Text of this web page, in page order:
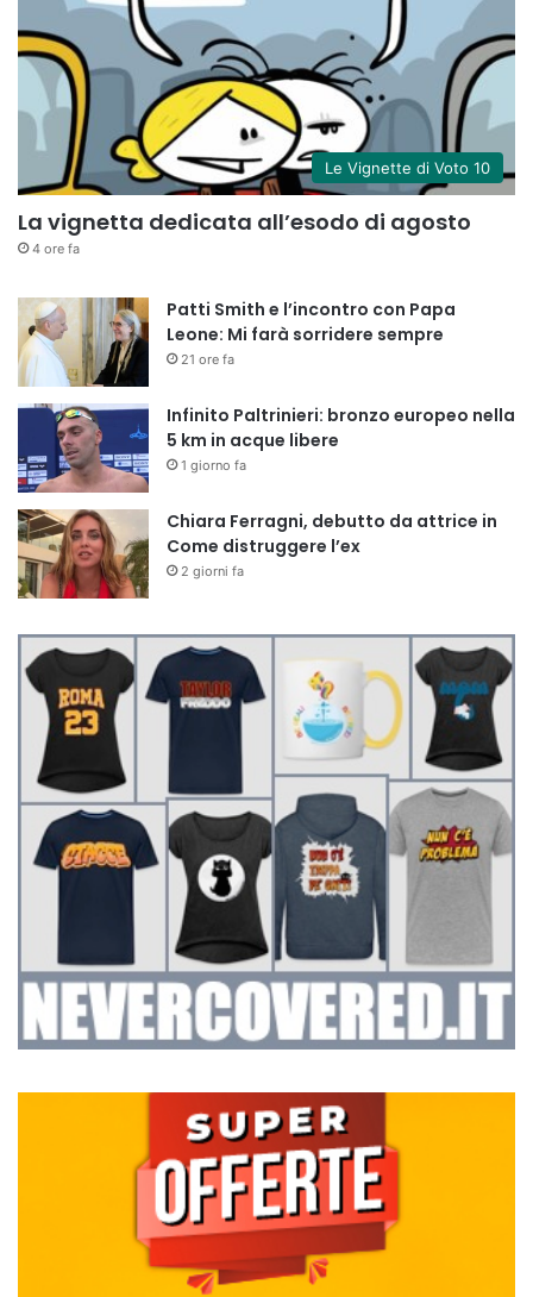
Le Vignette di Voto 10
La vignetta dedicata all’esodo di agosto
4 ore fa
Patti Smith e l’incontro con Papa
Leone: Mi farà sorridere sempre
21 ore fa
Infinito Paltrinieri: bronzo europeo nella
5 km in acque libere
1 giorno fa
Chiara Ferragni, debutto da attrice in
Come distruggere l’ex
2 giorni fa